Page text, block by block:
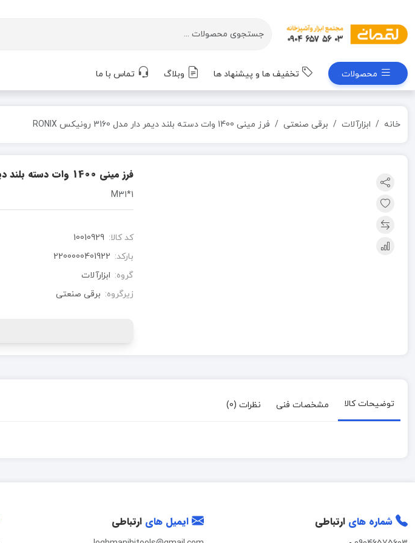
محصولات تخفیف ها و پیشنهاد ها وبلاگ تماس با ما
خانه ابزارآلات برقی صنعتی فرز مینی 1400 وات دسته بلند دیمر دار مدل 3160 رونیکس RONIX
فرز مینی 1400 وات دسته بلند دیمر دار مدل 3160 رونیکس RONIX
1*M31
کد کالا: 10010929
بارکد: 2200000401922
گروه: ابزارآلات
زیرگروه: برقی صنعتی
توضیحات کالا مشخصات فنی نظرات (0)
شماره های ارتباطی ایمیل های ارتباطی